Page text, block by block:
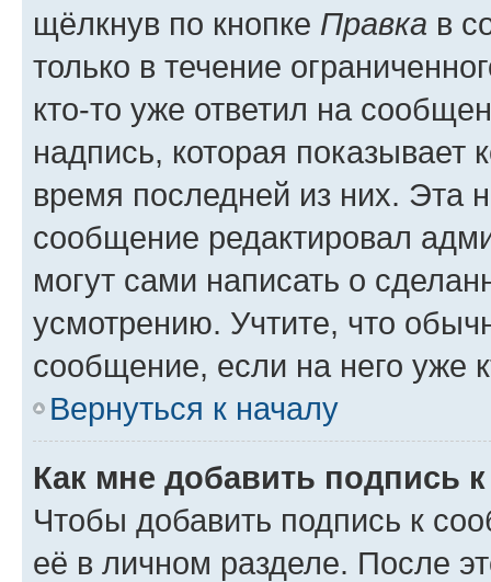
щёлкнув по кнопке Правка в
только в течение
кто-то уже ответил на
надпись, которая показывает
время последней из них. Эта
сообщение редактировал
могут сами написать о
усмотрению. Учтите, что
сообщение, если на него уже
Вернуться к началу
Как мне добавить подпись
Чтобы добавить подпись к
её в личном разделе. После